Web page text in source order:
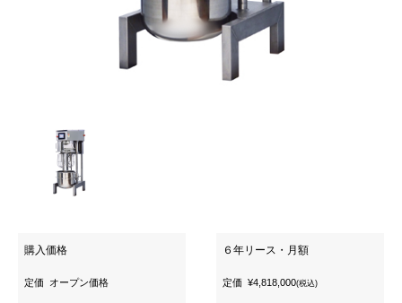
購入価格
定価 オープン価格
６年リース・月額
定価 ¥4,818,000(税込)